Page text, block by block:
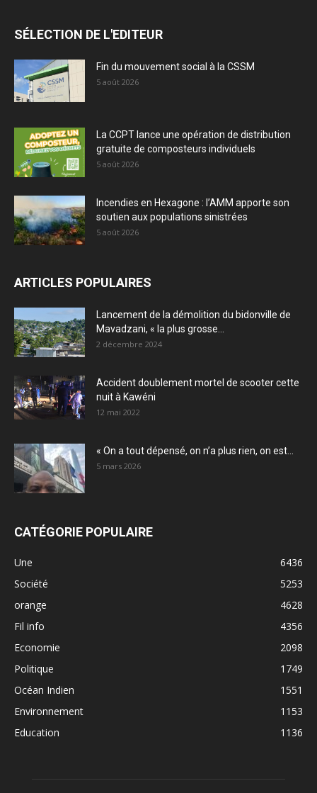
SÉLECTION DE L'EDITEUR
Fin du mouvement social à la CSSM
5 août 2026
La CCPT lance une opération de distribution
gratuite de composteurs individuels
5 août 2026
Incendies en Hexagone : l’AMM apporte son
soutien aux populations sinistrées
5 août 2026
ARTICLES POPULAIRES
Lancement de la démolition du bidonville de
Mavadzani, « la plus grosse...
2 décembre 2024
Accident doublement mortel de scooter cette
nuit à Kawéni
12 mai 2022
« On a tout dépensé, on n’a plus rien, on est...
5 mars 2026
CATÉGORIE POPULAIRE
Une
6436
Société
5253
orange
4628
Fil info
4356
Economie
2098
Politique
1749
Océan Indien
1551
Environnement
1153
Education
1136